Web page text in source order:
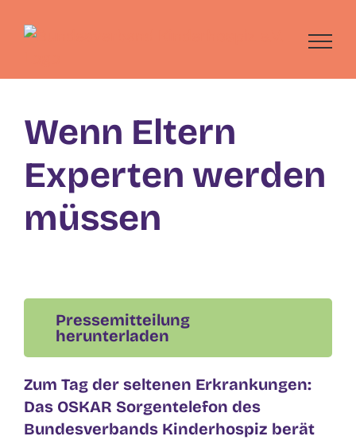
Wenn Eltern
Experten werden
müssen
Pressemitteilung
herunterladen
Zum Tag der seltenen Erkrankungen:
Das OSKAR Sorgentelefon des
Bundesverbands Kinderhospiz berät